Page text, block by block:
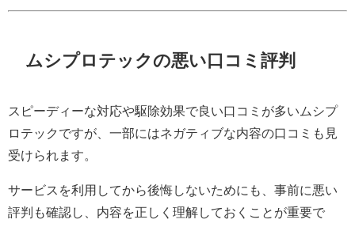
ムシプロテックの悪い口コミ評判
スピーディーな対応や駆除効果で良い口コミが多いムシプ
ロテックですが、一部にはネガティブな内容の口コミも見
受けられます。
サービスを利用してから後悔しないためにも、事前に悪い
評判も確認し、内容を正しく理解しておくことが重要で